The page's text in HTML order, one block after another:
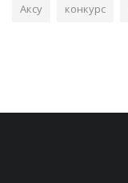
Аксу конкурс